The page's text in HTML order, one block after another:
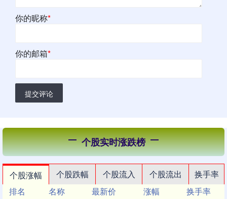
你的昵称*
你的邮箱*
提交评论
个股实时涨跌榜
个股涨幅 个股跌幅 个股流入 个股流出
换手率
排名
名称 最新价 涨幅
换手率